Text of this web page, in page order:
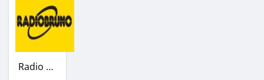
Radio Bruno